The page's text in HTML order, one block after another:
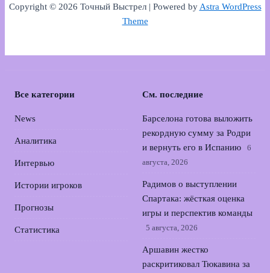
Copyright © 2026 Точный Выстрел | Powered byAstra WordPress
Theme
Все категории
News
Аналитика
Интервью
Истории игроков
Прогнозы
Статистика
См. последние
Барселона готова выложить
рекордную сумму за Родри
и вернуть его в Испанию
6
августа, 2026
Радимов о выступлении
Спартака: жёсткая оценка
игры и перспектив команды
5 августа, 2026
Аршавин жестко
раскритиковал Тюкавина за